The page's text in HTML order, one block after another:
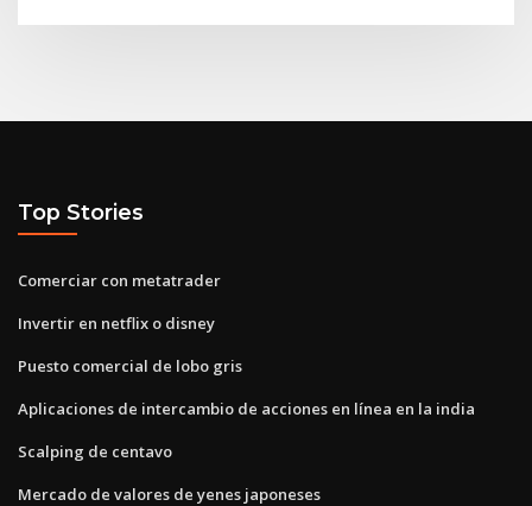
Top Stories
Comerciar con metatrader
Invertir en netflix o disney
Puesto comercial de lobo gris
Aplicaciones de intercambio de acciones en línea en la india
Scalping de centavo
Mercado de valores de yenes japoneses